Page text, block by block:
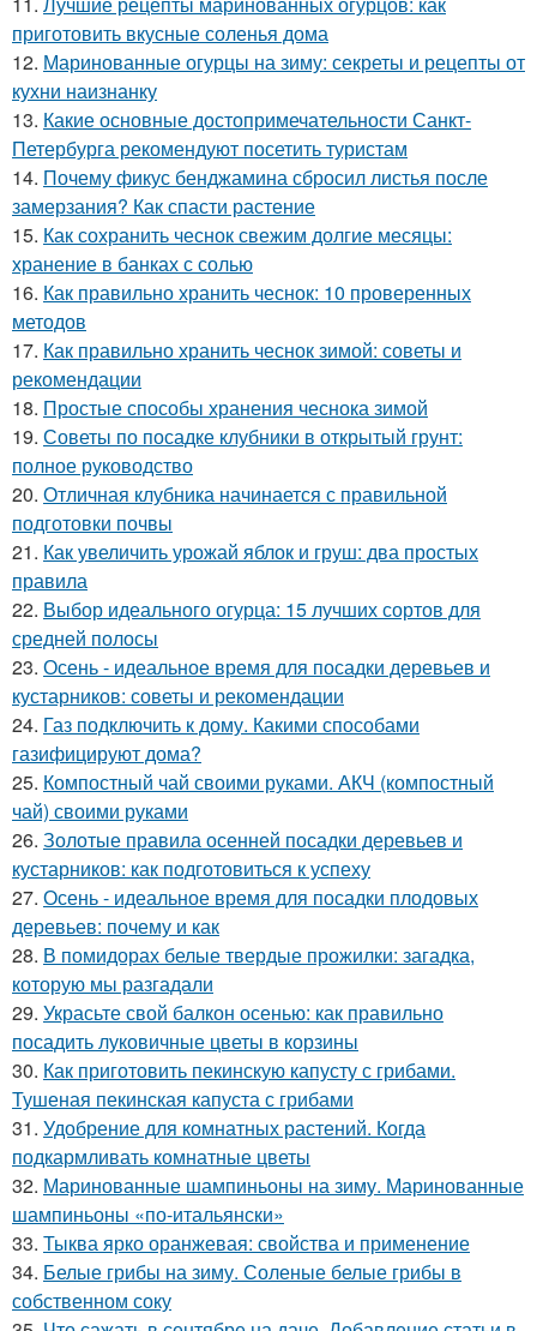
приготовить вкусные соленья дома
12. Маринованные огурцы на зиму: секреты и рецепты от
кухни наизнанку
13. Какие основные достопримечательности Санкт-
Петербурга рекомендуют посетить туристам
14. Почему фикус бенджамина сбросил листья после
замерзания? Как спасти растение
15. Как сохранить чеснок свежим долгие месяцы:
хранение в банках с солью
16. Как правильно хранить чеснок: 10 проверенных
методов
17. Как правильно хранить чеснок зимой: советы и
рекомендации
18. Простые способы хранения чеснока зимой
19. Советы по посадке клубники в открытый грунт:
полное руководство
20. Отличная клубника начинается с правильной
подготовки почвы
21. Как увеличить урожай яблок и груш: два простых
правила
22. Выбор идеального огурца: 15 лучших сортов для
средней полосы
23. Осень - идеальное время для посадки деревьев и
кустарников: советы и рекомендации
24. Газ подключить к дому. Какими способами
газифицируют дома?
25. Компостный чай своими руками. АКЧ (компостный
чай) своими руками
26. Золотые правила осенней посадки деревьев и
кустарников: как подготовиться к успеху
27. Осень - идеальное время для посадки плодовых
деревьев: почему и как
28. В помидорах белые твердые прожилки: загадка,
которую мы разгадали
29. Украсьте свой балкон осенью: как правильно
посадить луковичные цветы в корзины
30. Как приготовить пекинскую капусту с грибами.
Тушеная пекинская капуста с грибами
31. Удобрение для комнатных растений. Когда
подкармливать комнатные цветы
32. Маринованные шампиньоны на зиму. Маринованные
шампиньоны «по-итальянски»
33. Тыква ярко оранжевая: свойства и применение
34. Белые грибы на зиму. Соленые белые грибы в
собственном соку